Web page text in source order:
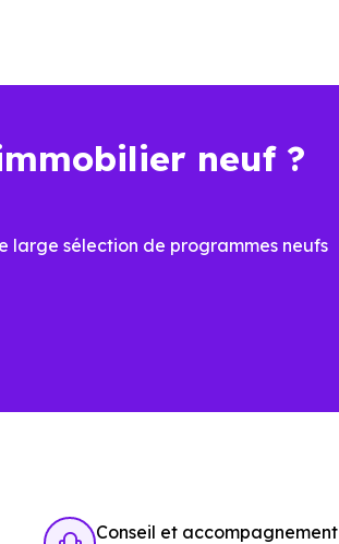
devient un élément clé
neuf ?
large sélection de programmes neufs
Conseil et accompagnement